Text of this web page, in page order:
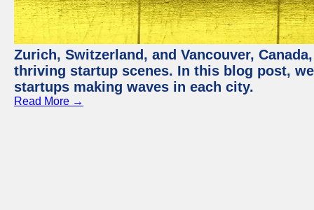
Zurich, Switzerland, and Vancouver,
thriving startup scenes. In this blog post,
startups making waves in each city.
Read More →